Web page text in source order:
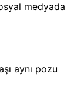
medyada
aynı pozu